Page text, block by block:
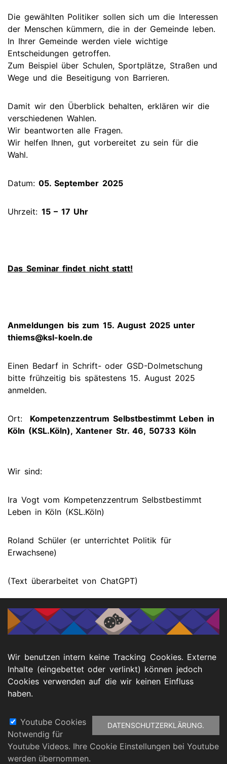
Die gewählten Politiker sollen sich um die Interessen
der Menschen kümmern, die in der Gemeinde leben.
In Ihrer Gemeinde werden viele wichtige
Entscheidungen getroffen.
Zum Beispiel über Schulen, Sportplätze, Straßen und
Wege und die Beseitigung von Barrieren.
Damit wir den Überblick behalten, erklären wir die
verschiedenen Wahlen.
Wir beantworten alle Fragen.
Wir helfen Ihnen, gut vorbereitet zu sein für die
Wahl.
Datum: 05. September 2025
Uhrzeit: 15 – 17 Uhr
Das Seminar findet nicht statt!
Anmeldungen bis zum 15. August 2025 unter
thiems@ksl-koeln.de
Einen Bedarf in Schrift- oder GSD-Dolmetschung
bitte frühzeitig bis spätestens 15. August 2025
anmelden.
Ort: Kompetenzzentrum Selbstbestimmt Leben in
Köln (KSL.Köln), Xantener Str. 46, 50733 Köln
Wir sind:
Ira Vogt vom Kompetenzzentrum Selbstbestimmt
Leben in Köln (KSL.Köln)
Roland Schüler (er unterrichtet Politik für
Erwachsene)
(Text überarbeitet von ChatGPT)
FußbereichBarrierefreiheitserklärung
Wir benutzen intern keine Tracking Cookies. Externe
Inhalte (eingebettet oder verlinkt) können jedoch
Cookies verwenden auf die wir keinen Einfluss
haben.
DATENSCHUTZERKLÄRUNG.
Youtube Cookies
Notwendig für
Youtube Videos. Ihre Cookie Einstellungen bei Youtube
werden übernommen.